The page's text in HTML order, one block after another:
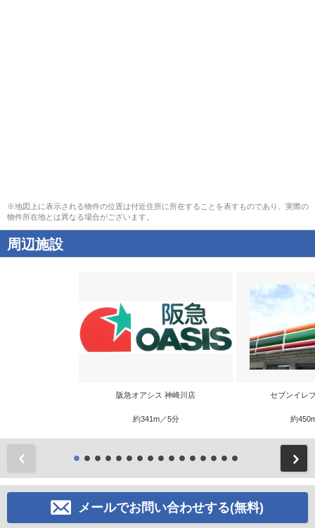
※地図上に表示される物件の位置は付近住所に所在することを表すものであり、実際の
物件所在地とは異なる場合がございます。
周辺施設
阪急オアシス 神崎川店
約341m／5分
セブンイレ
約
メールでお問い合わせする(無料)